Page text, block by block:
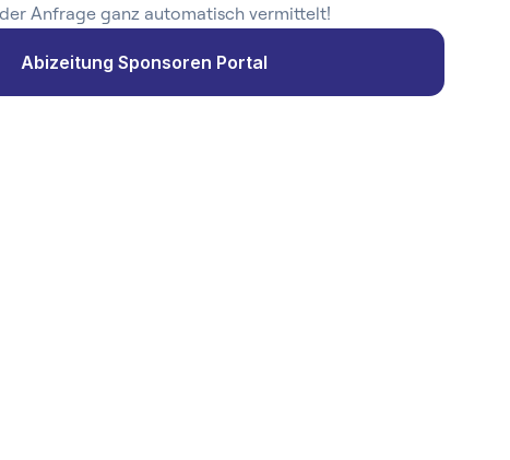
Anfrage ganz automatisch vermittelt!
Abizeitung Sponsoren Portal